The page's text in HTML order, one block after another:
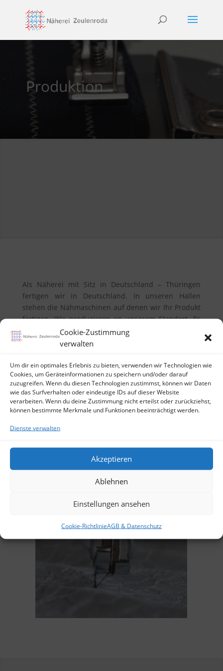
Cookie-Zustimmung
verwalten
Um dir ein optimales Erlebnis zu bieten, verwenden wir Technologien wie
Cookies, um Geräteinformationen zu speichern und/oder darauf
zuzugreifen. Wenn du diesen Technologien zustimmst, können wir Daten
wie das Surfverhalten oder eindeutige IDs auf dieser Website
verarbeiten. Wenn du deine Zustimmung nicht erteilst oder zurückziehst,
können bestimmte Merkmale und Funktionen beeinträchtigt werden.
Dienste verwalten
Akzeptieren
Ablehnen
Einstellungen ansehen
Cookie-RichtlinieAGB & Datenschutz
Produktion
Als Näherei mit Sitz in Deutschland – Thüringen
fertigen wir in Deutschland. In unseren Hallen
stehen die Nähmaschinen auf denen wir Ihr Produkt
fertigen. Wir produzieren an unserem Standort. Es
erfolgt keine versteckte Vergabe Ihrer Produktion ins
Ausland. Wir garantieren unseren Kunden einen
Näherei. Auf Wunsch zeigen wir unseren Kunden die
Produktion und die einzelnen Fertigungsschritte
beim nähen.
Hierbei achten wir sehr genau auf die Einhaltung
vertraulicher Informationen von unseren Kunden. So
Seriosität trotzdem unseren Kunden die Produktion
und Fertigung zu zeigen.